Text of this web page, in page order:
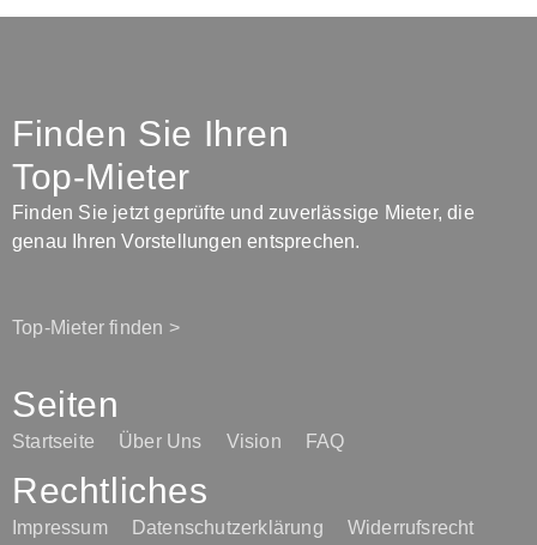
Finden Sie Ihren
Top-Mieter
Finden Sie jetzt geprüfte und zuverlässige Mieter, die
genau Ihren Vorstellungen entsprechen.
Top-Mieter finden >
Seiten
Startseite Über Uns Vision FAQ
Rechtliches
Impressum Datenschutzerklärung Widerrufsrecht